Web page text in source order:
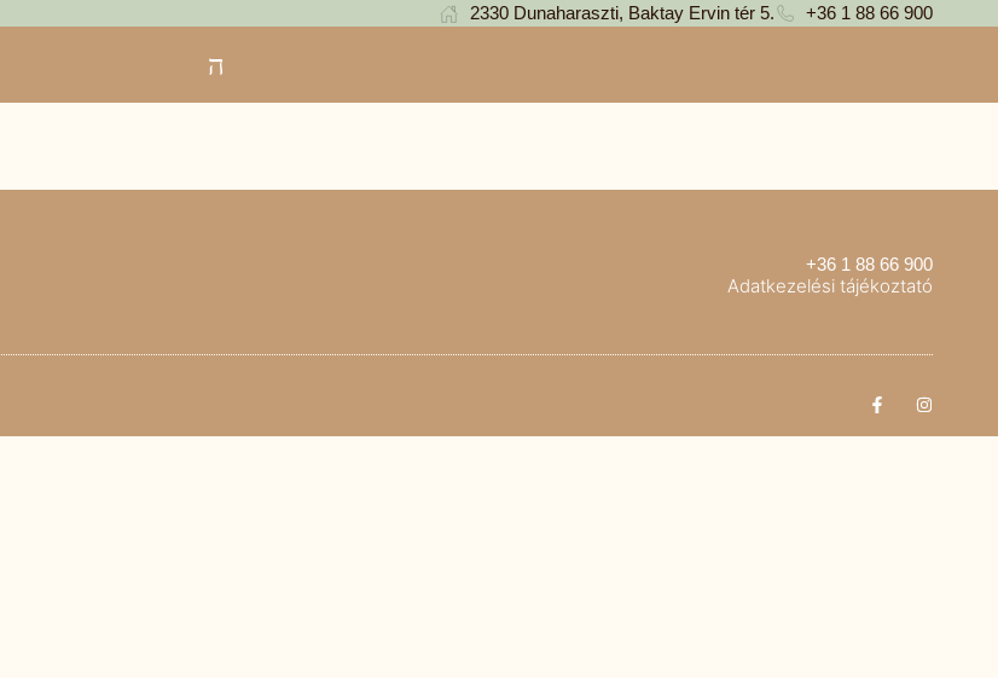
2330 Dunaharaszti, Baktay Ervin tér 5. +36 1 88 66 900
+36 1 88 66 900
Adatkezelési tájékoztató